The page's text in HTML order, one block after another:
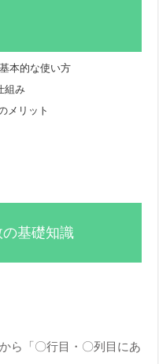
本的な使い方
組み
メリット
基礎知識
ら「〇行目・〇列目にあ